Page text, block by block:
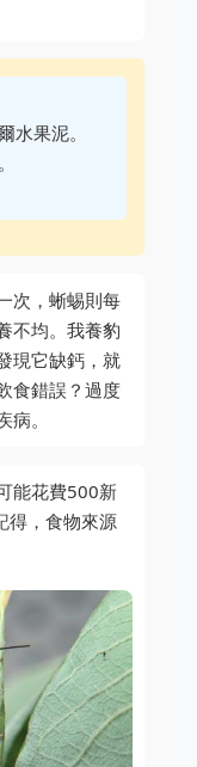
水果泥。
次，蜥蜴則每
不均。我養豹
現它缺鈣，就
食錯誤？過度
。
能花費500新
得，食物來源